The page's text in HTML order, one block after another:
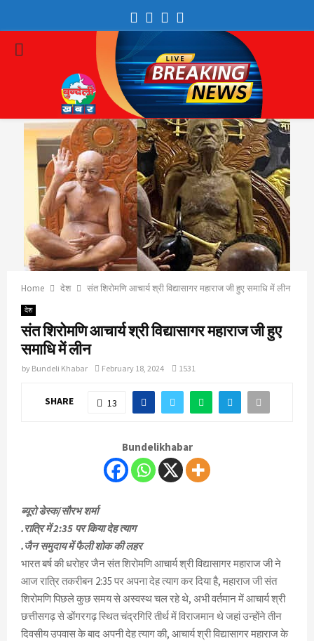
Facebook
TwitterYoutube
PRIMARY
Home देश संत शिरोमणि आचार्य श्री विद्यासागर महाराज जी हुए समाधि में लीन
देश
संत शिरोमणि आचार्य श्री विद्यासागर महाराज जी हुए
समाधि में लीन
by Bundeli Khabar February 18, 2024 1531
SHARE 13
Bundelikhabar
ब्यूरो डेस्क/सौरभ शर्मा
.रात्रि में 2:35 पर किया देह त्याग
.जैन समुदाय में फैली शोक की लहर
भारत बर्ष की धरोहर जैन संत शिरोमणि आचार्य श्री विद्यासागर महाराज जी ने
आज रात्रि तकरीबन 2:35 पर अपना देह त्याग कर दिया है, महाराज जी संत
शिरोमणि पिछले कुछ समय से अस्वस्थ चल रहे थे, अभी वर्तमान में आचार्य श्री
छत्तीसगढ़ से डोंगरगढ़ स्थित चंद्रगिरि तीर्थ में विराजमान थे जहां उन्होंने तीन
दिवसीय उपवास के बाद अपनी देह त्याग की, आचार्य श्री विद्यासागर महाराज के